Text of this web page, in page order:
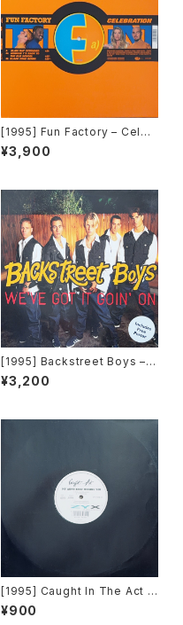
[1995] Fun Factory – Celeb
ration [Regular Records]
¥3,900
[1995] Backstreet Boys –
We’ve Got It Goin’ On [Jiv
e][JIVE T 386]
¥3,200
[1995] Caught In The Act –
My Arms Keep Missing Yo
u [ZYX Music]
¥900